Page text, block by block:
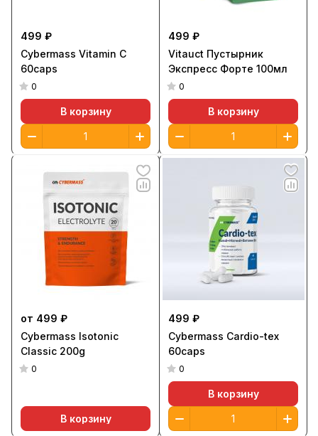
499 ₽
Cybermass Vitamin C
60caps
0
В корзину
499 ₽
Vitauct Пустырник
Экспресс Форте 100мл
0
В корзину
от 499 ₽
Cybermass Isotonic
Classic 200g
0
В корзину
499 ₽
Cybermass Cardio-tex
60caps
0
В корзину